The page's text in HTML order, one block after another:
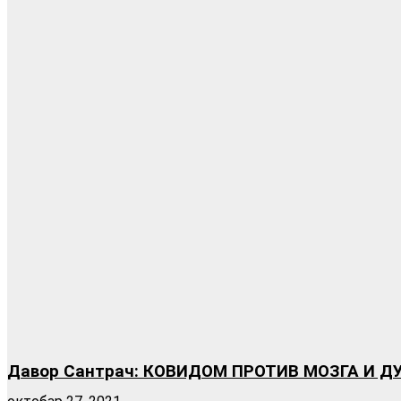
Давор Сантрач: КОВИДОМ ПРОТИВ МОЗГА И